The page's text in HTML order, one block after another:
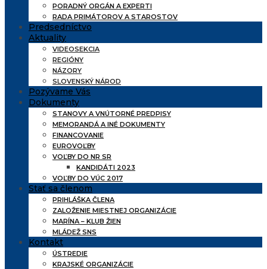
PORADNÝ ORGÁN A EXPERTI
RADA PRIMÁTOROV A STAROSTOV
Predsedníctvo
Aktuality
VIDEOSEKCIA
REGIÓNY
NÁZORY
SLOVENSKÝ NÁROD
Pozývame Vás
Dokumenty
STANOVY A VNÚTORNÉ PREDPISY
MEMORANDÁ A INÉ DOKUMENTY
FINANCOVANIE
EUROVOĽBY
VOĽBY DO NR SR
KANDIDÁTI 2023
VOĽBY DO VÚC 2017
Stať sa členom
PRIHLÁŠKA ČLENA
ZALOŽENIE MIESTNEJ ORGANIZÁCIE
MARÍNA – KLUB ŽIEN
MLÁDEŽ SNS
Kontakt
ÚSTREDIE
KRAJSKÉ ORGANIZÁCIE